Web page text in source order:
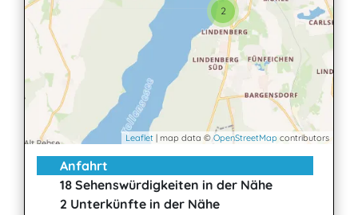
2
Leaflet | map data ©OpenStreetMap contributors
Anfahrt
18 Sehenswürdigkeiten in der Nähe
2 Unterkünfte in der Nähe